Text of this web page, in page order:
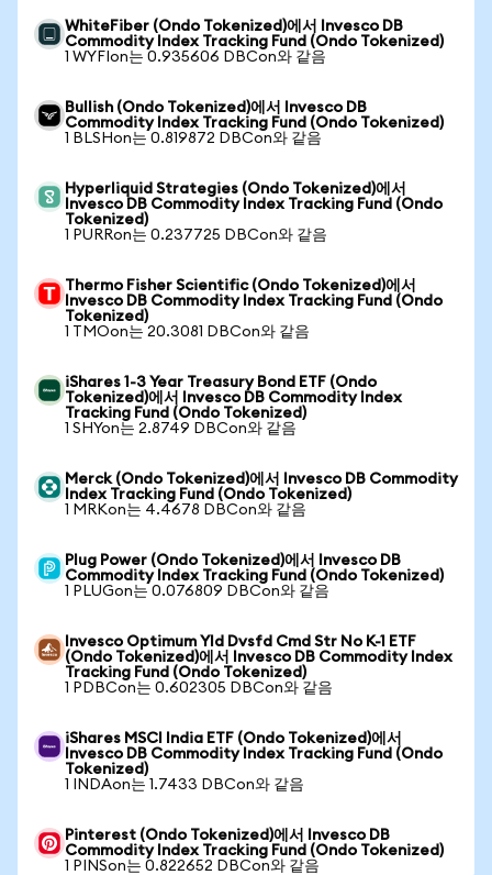
WhiteFiber (Ondo Tokenized)에서 Invesco DB
Commodity Index Tracking Fund (Ondo Tokenized)
1 WYFIon는 0.935606 DBCon와 같음
Bullish (Ondo Tokenized)에서 Invesco DB
Commodity Index Tracking Fund (Ondo Tokenized)
1 BLSHon는 0.819872 DBCon와 같음
Hyperliquid Strategies (Ondo Tokenized)에서
Invesco DB Commodity Index Tracking Fund (Ondo
Tokenized)
1 PURRon는 0.237725 DBCon와 같음
Thermo Fisher Scientific (Ondo Tokenized)에서
Invesco DB Commodity Index Tracking Fund (Ondo
Tokenized)
1 TMOon는 20.3081 DBCon와 같음
iShares 1-3 Year Treasury Bond ETF (Ondo
Tokenized)에서 Invesco DB Commodity Index
Tracking Fund (Ondo Tokenized)
1 SHYon는 2.8749 DBCon와 같음
Merck (Ondo Tokenized)에서 Invesco DB Commodity
Index Tracking Fund (Ondo Tokenized)
1 MRKon는 4.4678 DBCon와 같음
Plug Power (Ondo Tokenized)에서 Invesco DB
Commodity Index Tracking Fund (Ondo Tokenized)
1 PLUGon는 0.076809 DBCon와 같음
Invesco Optimum Yld Dvsfd Cmd Str No K-1 ETF
(Ondo Tokenized)에서 Invesco DB Commodity Index
Tracking Fund (Ondo Tokenized)
1 PDBCon는 0.602305 DBCon와 같음
iShares MSCI India ETF (Ondo Tokenized)에서
Invesco DB Commodity Index Tracking Fund (Ondo
Tokenized)
1 INDAon는 1.7433 DBCon와 같음
Pinterest (Ondo Tokenized)에서 Invesco DB
Commodity Index Tracking Fund (Ondo Tokenized)
1 PINSon는 0.822652 DBCon와 같음